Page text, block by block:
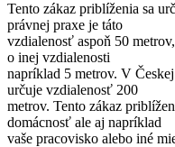
Tento zákaz priblíženia sa
právnej praxe je táto
vzdialenosť aspoň 50
o inej vzdialenosti
napríklad 5 metrov. V
určuje vzdialenosť 200
metrov. Tento zákaz
domácnosť ale aj napríklad
vaše pracovisko alebo iné